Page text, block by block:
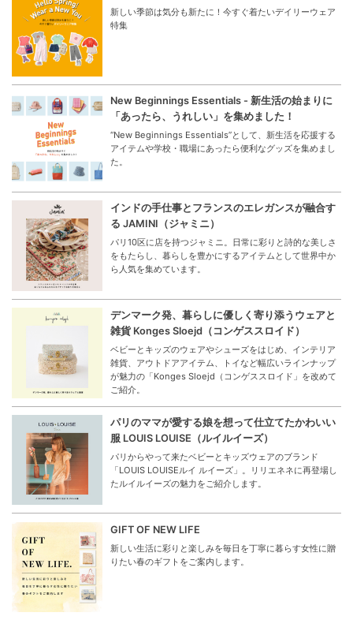
新しい季節は気分も新たに！今すぐ着たいデイリーウェア
特集
New Beginnings Essentials - 新生活の始まりに
「あったら、うれしい」を集めました！
“New Beginnings Essentials”として、新生活を応援する
アイテムや学校・職場にあったら便利なグッズを集めまし
た。
インドの手仕事とフランスのエレガンスが融合す
る JAMINI（ジャミニ）
パリ10区に店を持つジャミニ。日常に彩りと詩的な美しさ
をもたらし、暮らしを豊かにするアイテムとして世界中か
ら人気を集めています。
デンマーク発、暮らしに優しく寄り添うウェアと
雑貨 Konges Sloejd（コンゲススロイド）
ベビーとキッズのウェアやシューズをはじめ、インテリア
雑貨、アウトドアアイテム、トイなど幅広いラインナップ
が魅力の「Konges Sloejd（コンゲススロイド」を改めて
ご紹介。
パリのママが愛する娘を想って仕立てたかわいい
服 LOUIS LOUISE（ルイルイーズ）
パリからやって来たベビーとキッズウェアのブランド
「LOUIS LOUISEルイ ルイーズ」。リリエネネに再登場し
たルイルイーズの魅力をご紹介します。
GIFT OF NEW LIFE
新しい生活に彩りと楽しみを毎日を丁寧に暮らす女性に贈
りたい春のギフトをご案内します。